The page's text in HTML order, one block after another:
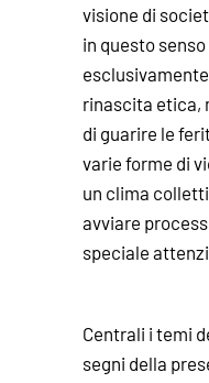
visione di
in questo senso
rinascita etica,
di guarire le
varie forme di
un clima
avviare
speciale
Centrali i temi
segni della